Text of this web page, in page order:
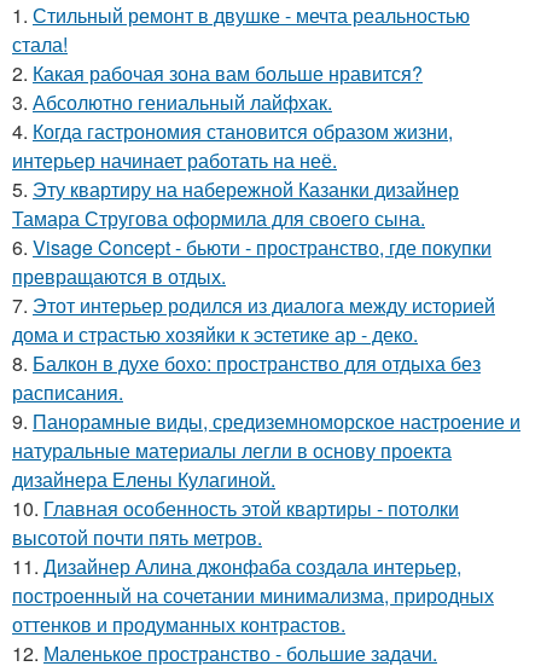
1. Стильный ремонт в двушке - мечта реальностью
стала!
2. Какая рабочая зона вам больше нравится?
3. Абсолютно гениальный лайфхак.
4. Когда гастрономия становится образом жизни,
интерьер начинает работать на неё.
5. Эту квартиру на набережной Казанки дизайнер
Тамара Стругова оформила для своего сына.
6. Visage Concept - бьюти - пространство, где покупки
превращаются в отдых.
7. Этот интерьер родился из диалога между историей
дома и страстью хозяйки к эстетике ар - деко.
8. Балкон в духе бохо: пространство для отдыха без
расписания.
9. Панорамные виды, средиземноморское настроение и
натуральные материалы легли в основу проекта
дизайнера Елены Кулагиной.
10. Главная особенность этой квартиры - потолки
высотой почти пять метров.
11. Дизайнер Алина джонфаба создала интерьер,
построенный на сочетании минимализма, природных
оттенков и продуманных контрастов.
12. Маленькое пространство - большие задачи.